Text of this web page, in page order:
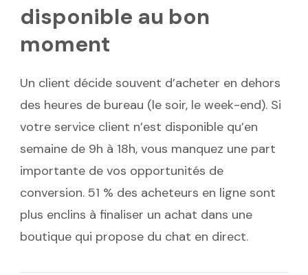
disponible au bon
moment
Un client décide souvent d’acheter en dehors
des heures de bureau (le soir, le week-end). Si
votre service client n’est disponible qu’en
semaine de 9h à 18h, vous manquez une part
importante de vos opportunités de
conversion. 51 % des acheteurs en ligne sont
plus enclins à finaliser un achat dans une
boutique qui propose du chat en direct.